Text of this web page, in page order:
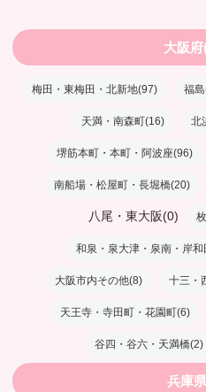
大阪府
梅田・東梅田・北新地(97) 福
天満・南森町(16) 北
堺筋本町・本町・阿波座(96)
南船場・松屋町・長堀橋(20)
八尾・東大阪(0)
和泉・泉大津・泉南・岸和
大阪市内その他(8) 十三・
天王寺・寺田町・花園町(6)
谷四・谷六・天満橋(2)
兵庫